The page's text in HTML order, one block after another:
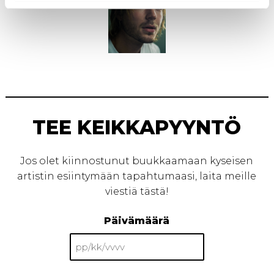
TEE KEIKKAPYYNTÖ
Jos olet kiinnostunut buukkaamaan kyseisen
artistin esiintymään tapahtumaasi, laita meille
viestiä tästä!
Päivämäärä
PP